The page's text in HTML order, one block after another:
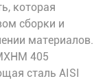
которая
сборки и
материалов.
405
сталь AISI